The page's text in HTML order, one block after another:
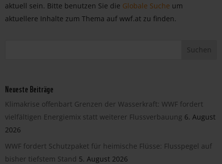
aktuell sein. Bitte benutzen Sie die Globale Suche um
aktuellere Inhalte zum Thema auf wwf.at zu finden.
Neueste Beiträge
Klimakrise offenbart Grenzen der Wasserkraft: WWF fordert
vielfältigen Energiemix statt weiterer Flussverbauung 6. August
2026
WWF fordert Schutzpaket für heimische Flüsse: Flusspegel auf
bisher tiefstem Stand 5. August 2026